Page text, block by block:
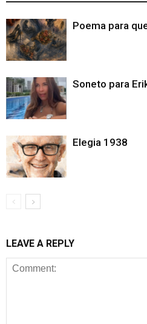
Poema para
Soneto para
Elegia 1938
LEAVE A REPLY